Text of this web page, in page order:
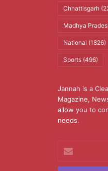
Chhattisgarh
Madhya
National (1826)
Sports(496)
Jannah is a
Magazine,
allow you to
needs.
your
Email